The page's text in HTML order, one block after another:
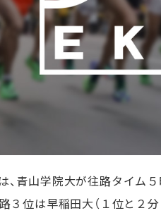
、青山学院大が往路タイム
路３位は早稲田大（１位と２